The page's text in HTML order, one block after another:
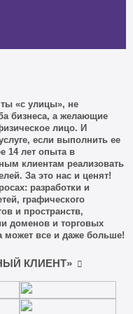
«с улицы», не
бизнеса, а желающие
лицо. И
если выполнить ее
14 лет опыта в
клиентам реализовать
За это нас и ценят!
разработки и
графического
и пространств,
доменов и торговых
может все и даже больше!
КЛИЕНТ»